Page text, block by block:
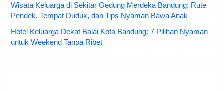
Wisata Keluarga di Sekitar Gedung Merdeka Bandung: Rute
Pendek, Tempat Duduk, dan Tips Nyaman Bawa Anak
Hotel Keluarga Dekat Balai Kota Bandung: 7 Pilihan Nyaman
untuk Weekend Tanpa Ribet